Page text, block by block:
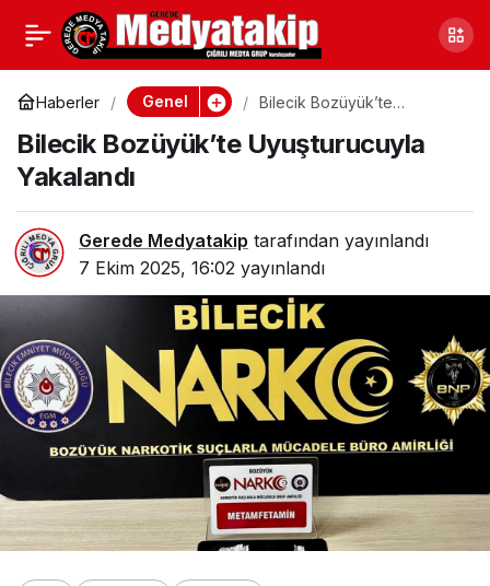
Haberler Genel
Bilecik Bozüyük’te
Bilecik Bozüyük’te Uyuşturucuyla
Yakalandı
Gerede Medyatakip tarafından yayınlandı
7 Ekim 2025, 16:02 yayınlandı
Düzce’de Onlarca Kişi
Yakalandı
Paylaş